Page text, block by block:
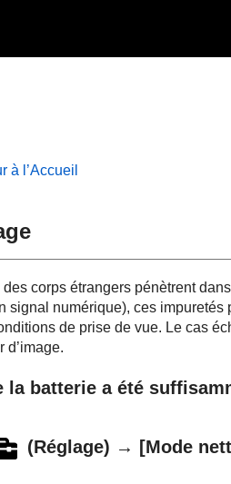
à l’Accueil
corps étrangers pénètrent
signal numérique), ces
de prise de vue. Le cas
d’image.
la batterie a été
(Réglage) → [Mode